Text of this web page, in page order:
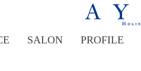
SALON PROFILE